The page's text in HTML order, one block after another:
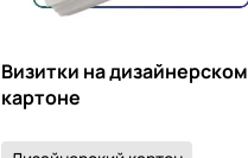
Визитки на дизайнерском
картоне